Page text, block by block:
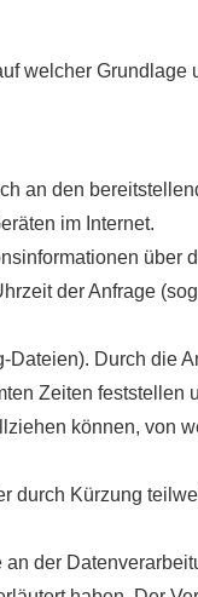
welcher Grundlage
an den
im Internet.
über
der Anfrage
Dateien). Durch die
Zeiten feststellen
können, von
durch Kürzung
der